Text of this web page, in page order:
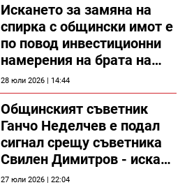
Искането за замяна на
спирка с общински имот е
по повод инвестиционни
намерения на брата на
председателя на
Общински съвет Силистра
28 юли 2026 | 14:44
Общинският съветник
Ганчо Неделчев е подал
сигнал срещу съветника
Свилен Димитров - иска
етичната комисия на
27 юли 2026 | 22:04